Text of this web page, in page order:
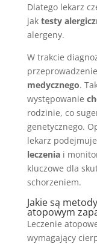
Dlatego lekarz
jak testy
alergeny.
W trakcie
przeprowadzenie
medycznego.
występowanie
rodzinie, co
genetycznego.
lekarz
leczeniai
kluczowe dla
schorzeniem.
Jakie są
atopowym
Leczenie
wymagający